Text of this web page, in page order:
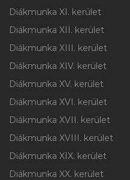
Diákmunka XI. kerület
Diákmunka XII. kerület
Diákmunka XIII. kerület
Diákmunka XIV. kerület
Diákmunka XV. kerület
Diákmunka XVI. kerület
Diákmunka XVII. kerület
Diákmunka XVIII. kerület
Diákmunka XIX. kerület
Diákmunka XX. kerület